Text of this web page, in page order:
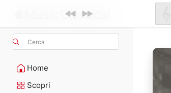
Cerca
Home
Scopri